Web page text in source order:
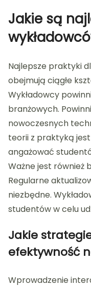
Jakie są
Najlepsze praktyki
obejmują ciągłe
Wykładowcy
branżowych.
nowoczesnych
teorii z praktyką
angażować
Ważne jest również
Regularne
niezbędne.
studentów w celu
Jakie
efektywność
Wprowadzenie